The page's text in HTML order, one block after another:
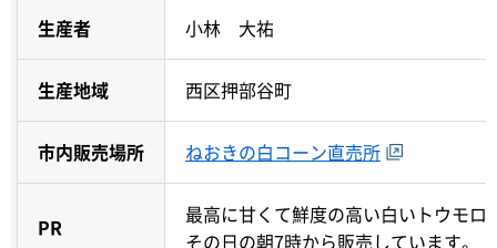
生産者 小林 大祐
生産地域 西区押部谷町
市内販売場所 ねおきの白コーン直売所
PR
最高に甘くて鮮度の高い白いトウモ
その日の朝7時から販売しています。